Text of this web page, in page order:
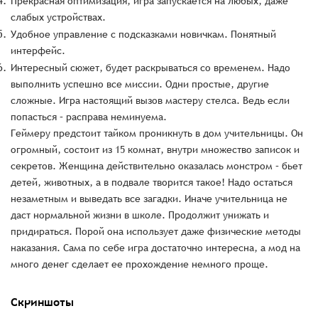
слабых устройствах.
Удобное управление с подсказками новичкам. Понятный
интерфейс.
Интересный сюжет, будет раскрываться со временем. Надо
выполнить успешно все миссии. Одни простые, другие
сложные. Игра настоящий вызов мастеру стелса. Ведь если
попасться – расправа неминуема.
Геймеру предстоит тайком проникнуть в дом учительницы. Он
огромный, состоит из 15 комнат, внутри множество записок и
секретов. Женщина действительно оказалась монстром – бьет
детей, животных, а в подвале творится такое! Надо остаться
незаметным и выведать все загадки. Иначе учительница не
даст нормальной жизни в школе. Продолжит унижать и
придираться. Порой она использует даже физические методы
наказания. Сама по себе игра достаточно интересна, а мод на
много денег сделает ее прохождение немного проще.
Скриншоты